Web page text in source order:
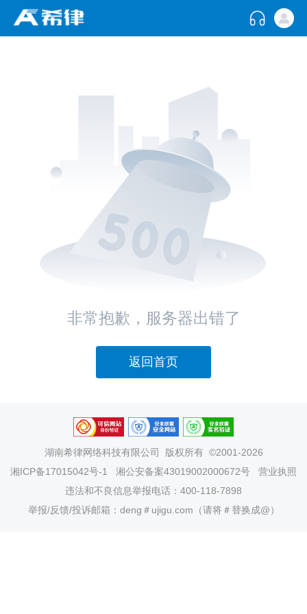
非常抱歉，服务器出错了
返回首页
湖南希律网络科技有限公司
版权所有 ©2001-2026
湘ICP备17015042号-1
湘公安备案43019002000672号
营业执照
违法和不良信息举报电话：400-118-7898
举报/反馈/投诉邮箱：deng＃ujigu.com（请将＃替换成@）